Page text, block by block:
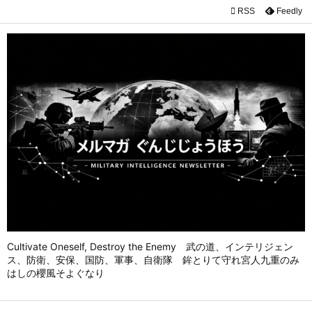
Cultivate Oneself, Destroy the Enemy 武の道、インテリジェン
ス、防衛、安保、国防、軍事、自衛隊 鉾とりて守れ宮人九重のみ
はしの櫻風そよぐなり


次へ

検索
 RSS Feedly